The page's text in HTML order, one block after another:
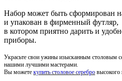
Набор может быть сформирован
и упакован в фирменный футляр,
в котором приятно дарить и
приборы.
Украсьте свои ужины изысканным столовым
нашими лучшими мастерами.
Вы можете купить столовое серебро высокого